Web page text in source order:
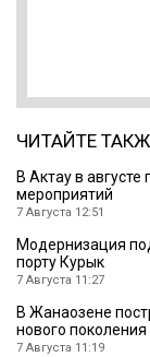
ЧИТАЙТЕ
В Актау в
мероприятий
7 Августа 12:51
Модернизация
порту Курык
7 Августа 11:27
В Жанаозене
нового поколения
7 Августа 11:19